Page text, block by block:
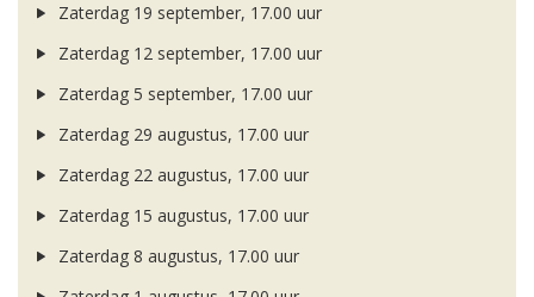
Zaterdag 19 september, 17.00 uur
Zaterdag 12 september, 17.00 uur
Zaterdag 5 september, 17.00 uur
Zaterdag 29 augustus, 17.00 uur
Zaterdag 22 augustus, 17.00 uur
Zaterdag 15 augustus, 17.00 uur
Zaterdag 8 augustus, 17.00 uur